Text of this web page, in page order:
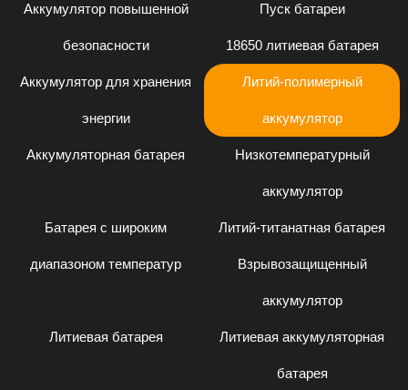
Аккумулятор повышенной
безопасности
Пуск батареи
18650 литиевая батарея
Аккумулятор для хранения
энергии
Литий-полимерный
аккумулятор
Аккумуляторная батарея Низкотемпературный
аккумулятор
Батарея с широким
диапазоном температур
Литий-титанатная батарея
Взрывозащищенный
аккумулятор
Литиевая батарея Литиевая аккумуляторная
батарея